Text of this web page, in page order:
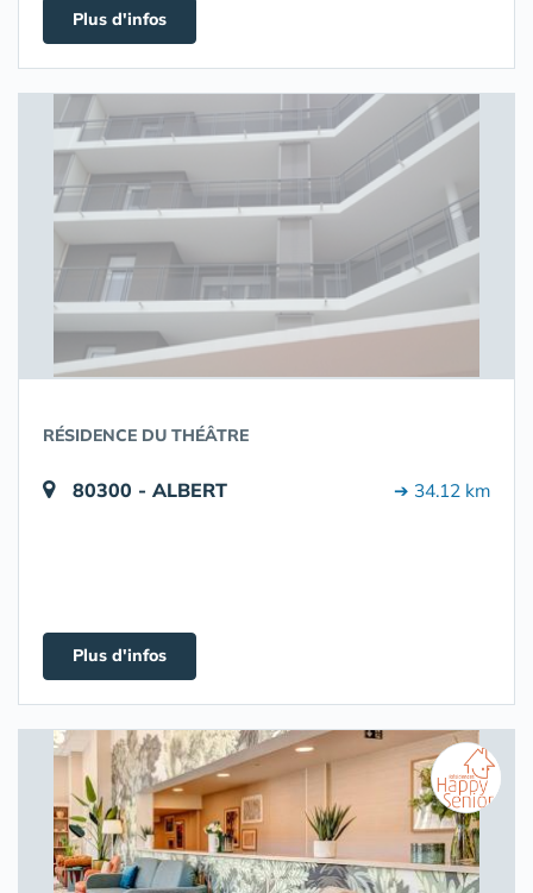
Plus d'infos
RÉSIDENCE DU THÉÂTRE
80300 - ALBERT ➔ 34.12 km
Plus d'infos